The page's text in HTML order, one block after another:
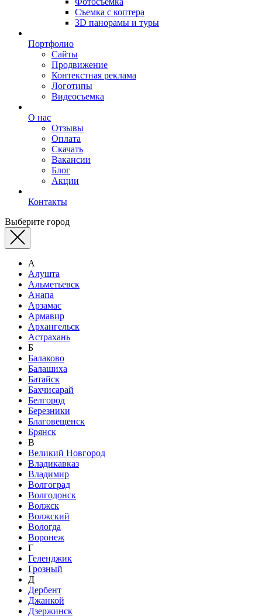
Съемка с коптера
3D панорамы и туры
Портфолио
Сайты
Продвижение
Контекстная реклама
Логотипы
Видеосъемка
О нас
Отзывы
Оплата
Скачать
Вакансии
Блог
Акции
Контакты
Выберите город
А
Алушта
Альметьевск
Анапа
Арзамас
Армавир
Архангельск
Астрахань
Б
Балаково
Балашиха
Батайск
Бахчисарай
Белгород
Березники
Благовещенск
Брянск
В
Великий Новгород
Владикавказ
Владимир
Волгоград
Волгодонск
Волжск
Волжский
Вологда
Воронеж
Г
Геленджик
Грозный
Д
Дербент
Джанкой
Дзержинск